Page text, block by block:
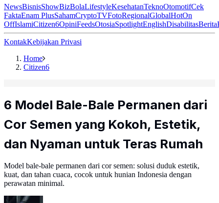
NewsBisnisShowBizBolaLifestyleKesehatanTeknoOtomotifCek
FaktaEnam PlusSahamCryptoTVFotoRegionalGlobalHotOn
OffIslamiCitizen6OpiniFeedsOtosiaSpotlightEnglishDisabilitasBerita
KontakKebijakan Privasi
Home
Citizen6
6 Model Bale-Bale Permanen dari
Cor Semen yang Kokoh, Estetik,
dan Nyaman untuk Teras Rumah
Model bale-bale permanen dari cor semen: solusi duduk estetik,
kuat, dan tahan cuaca, cocok untuk hunian Indonesia dengan
perawatan minimal.